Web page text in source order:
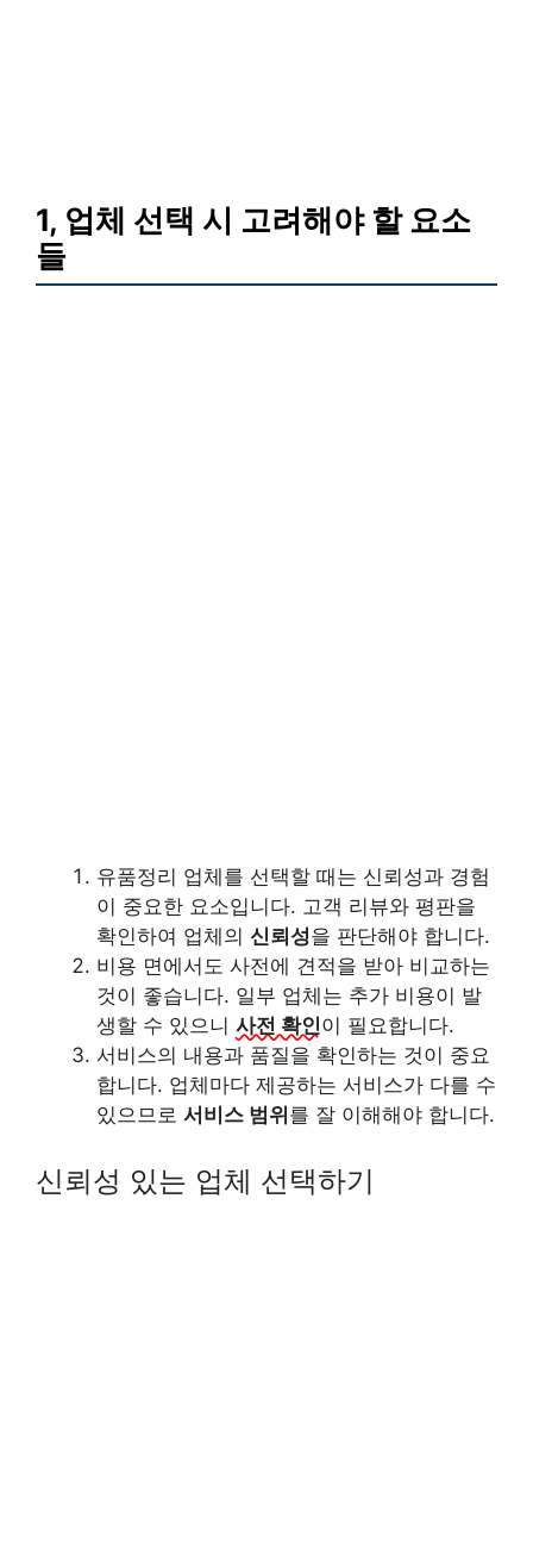
1, 업체 선택 시 고려해야 할 요소
들
유품정리 업체를 선택할 때는 신뢰성과 경험
이 중요한 요소입니다. 고객 리뷰와 평판을
확인하여 업체의 신뢰성을 판단해야 합니다.
비용 면에서도 사전에 견적을 받아 비교하는
것이 좋습니다. 일부 업체는 추가 비용이 발
생할 수 있으니 사전 확인이 필요합니다.
서비스의 내용과 품질을 확인하는 것이 중요
합니다. 업체마다 제공하는 서비스가 다를 수
있으므로 서비스 범위를 잘 이해해야 합니다.
신뢰성 있는 업체 선택하기